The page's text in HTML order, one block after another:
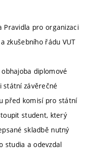
Pravidla pro organizaci
zkušebního řádu VUT
diplomové
státní závěrečné
před komisí pro státní
student, který
skladbě nutný
studia a odevzdal